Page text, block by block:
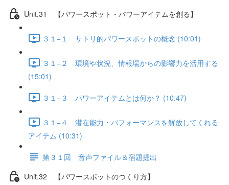
Unit.31 【パワースポット・パワーアイテムを創る】
３１−１ サトリ的パワースポットの概念 (10:01)
３１−２ 環境や状況、情報場からの影響力を活用する
(15:01)
３１−３ パワーアイテムとは何か？ (10:47)
３１−４ 潜在能力・パフォーマンスを解放してくれる
アイテム (10:31)
第３１回 音声ファイル＆宿題提出
Unit.32 【パワースポットのつくり方】